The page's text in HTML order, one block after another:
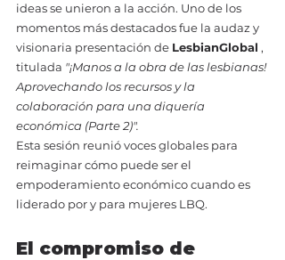
ideas se unieron a la acción. Uno de los
momentos más destacados fue la audaz y
visionaria presentación de LesbianGlobal ,
titulada "¡Manos a la obra de las lesbianas!
Aprovechando los recursos y la
colaboración para una diquería
económica (Parte 2)".
Esta sesión reunió voces globales para
reimaginar cómo puede ser el
empoderamiento económico cuando es
liderado por y para mujeres LBQ.
El compromiso de